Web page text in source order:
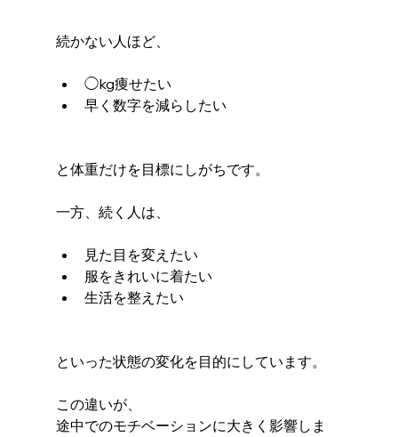
続かない人ほど、
◯kg痩せたい
早く数字を減らしたい
と体重だけを目標にしがちです。
一方、続く人は、
見た目を変えたい
服をきれいに着たい
生活を整えたい
といった状態の変化を目的にしています。
この違いが、
途中でのモチベーションに大きく影響しま